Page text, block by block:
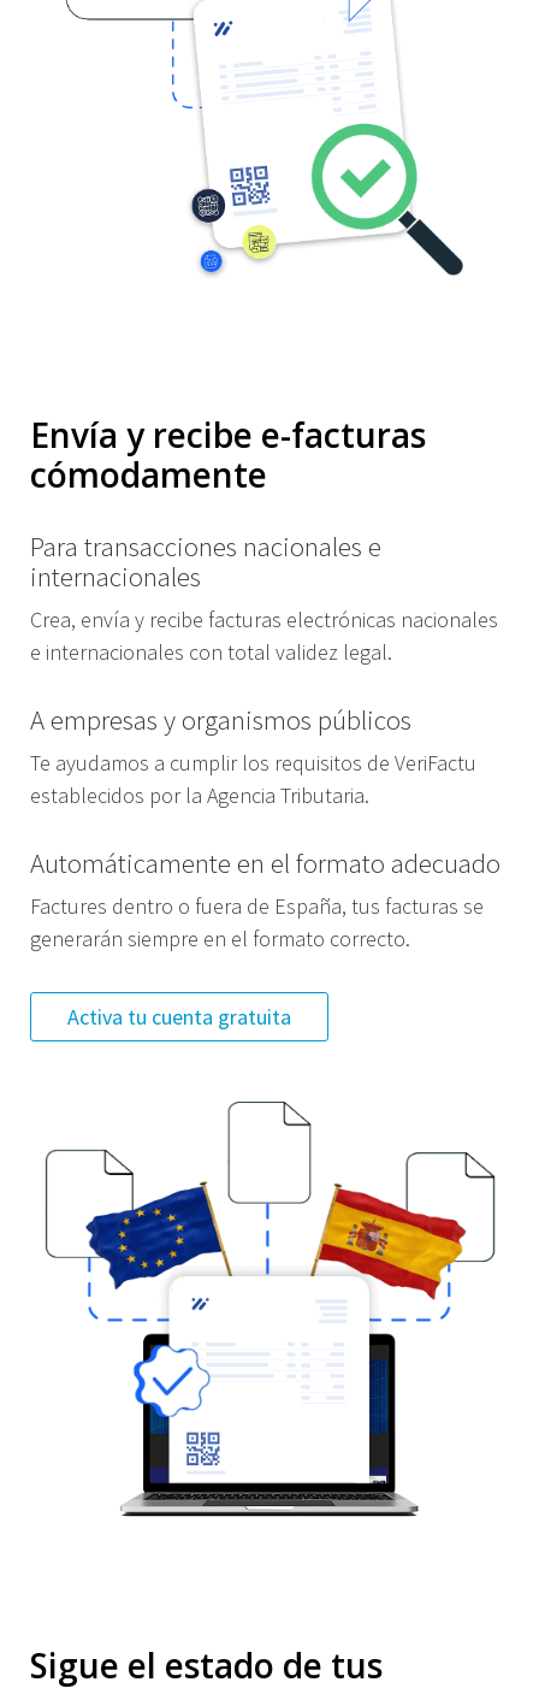
Envía y recibe e-facturas
cómodamente
Para transacciones nacionales e
internacionales
Crea, envía y recibe facturas electrónicas nacionales
e internacionales con total validez legal.
A empresas y organismos públicos
Te ayudamos a cumplir los requisitos de VeriFactu
establecidos por la Agencia Tributaria.
Automáticamente en el formato adecuado
Factures dentro o fuera de España, tus facturas se
generarán siempre en el formato correcto.
Activa tu cuenta gratuita
Sigue el estado de tus